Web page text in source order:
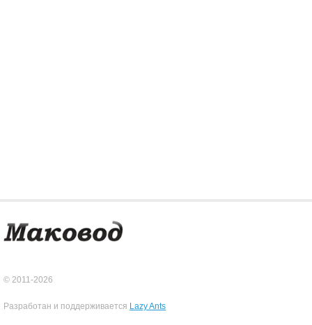
© 2011-2026
Разработан и поддерживается Lazy Ants